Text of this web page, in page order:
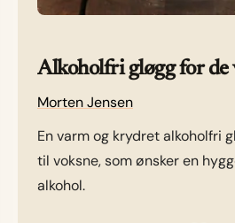
Alkoholfri gløgg for de
Morten Jensen
En varm og krydret alkoholfri
til voksne, som ønsker en
alkohol.